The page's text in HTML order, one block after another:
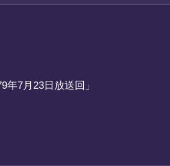
7月23日放送回」